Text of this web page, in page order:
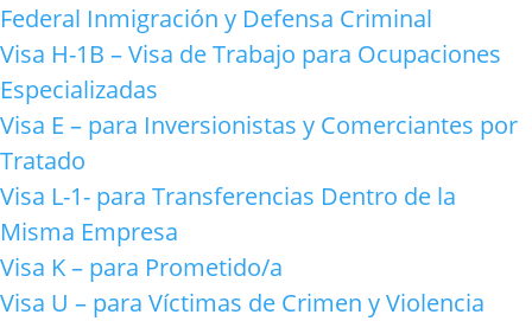
Federal Inmigración y Defensa Criminal
Visa H-1B – Visa de Trabajo para Ocupaciones
Especializadas
Visa E – para Inversionistas y Comerciantes por
Tratado
Visa L-1- para Transferencias Dentro de la
Misma Empresa
Visa K – para Prometido/a
Visa U – para Víctimas de Crimen y Violencia